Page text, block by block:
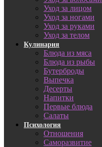
Уход за лицом
Уход за ногами
Уход за руками
Уход за телом
Кулинария
Блюда из мяса
Блюда из рыбы
Бутерброды
Выпечка
Десерты
Напитки
Первые блюда
Салаты
Психология
Отношения
Саморазвитие